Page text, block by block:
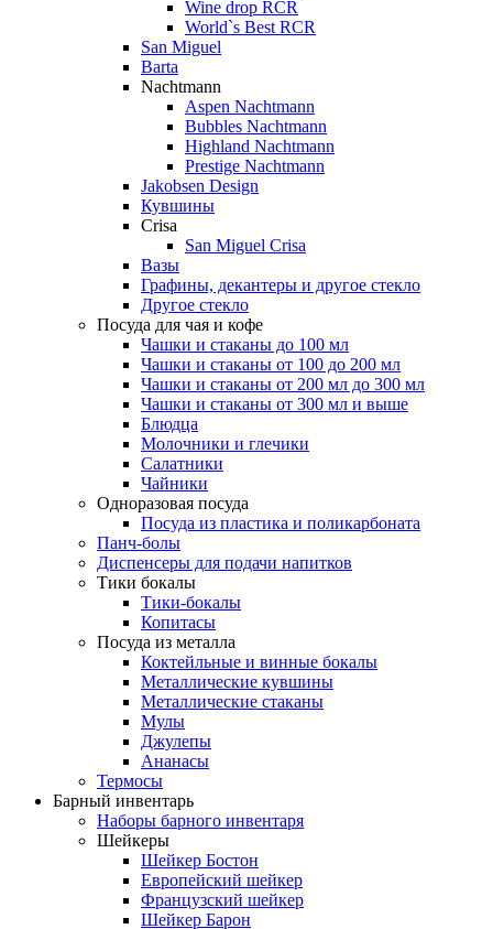
Wine drop RCR
World`s Best RCR
San Miguel
Barta
Nachtmann
Aspen Nachtmann
Bubbles Nachtmann
Highland Nachtmann
Prestige Nachtmann
Jakobsen Design
Кувшины
Crisa
San Miguel Crisa
Вазы
Графины, декантеры и другое стекло
Другое стекло
Посуда для чая и кофе
Чашки и стаканы до 100 мл
Чашки и стаканы от 100 до 200 мл
Чашки и стаканы от 200 мл до 300 мл
Чашки и стаканы от 300 мл и выше
Блюдца
Молочники и глечики
Салатники
Чайники
Одноразовая посуда
Посуда из пластика и поликарбоната
Панч-болы
Диспенсеры для подачи напитков
Тики бокалы
Тики-бокалы
Копитасы
Посуда из металла
Коктейльные и винные бокалы
Металлические кувшины
Металлические стаканы
Мулы
Джулепы
Ананасы
Термосы
Барный инвентарь
Наборы барного инвентаря
Шейкеры
Шейкер Бостон
Европейский шейкер
Французский шейкер
Шейкер Барон